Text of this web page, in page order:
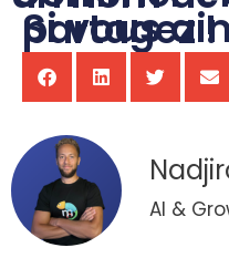
Si vous aimez, partagez !
AI &